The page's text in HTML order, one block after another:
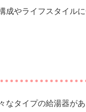
やライフスタイル
タイプの給湯器が